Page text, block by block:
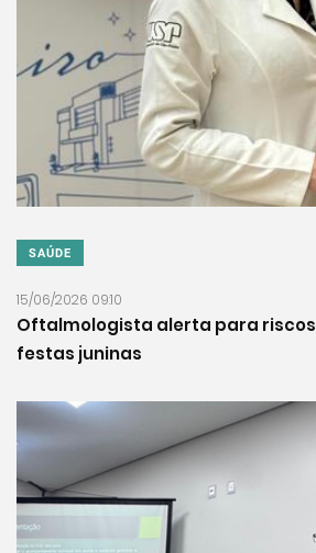
SAÚDE
15/06/2026 09:10
Oftalmologista alerta para
festas juninas